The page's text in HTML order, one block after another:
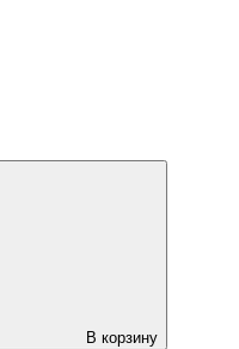
В корзину